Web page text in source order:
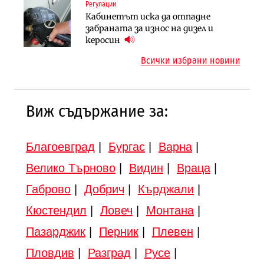
Регулации
Кабинетът иска да отпадне
забраната за износ на дизел и
керосин
Търново
Компании
„Ендуросат“ ще строи огромен
център в Доброславци
Публични финанси
Регионалният министър поема „на
ръчно управление“ общинската
инвестиционна програма
Всички избрани новини
Виж съдържание за:
Благоевград Бургас| Варна|
Велико Търново| Видин Враца|
Габрово| Добрич Кърджали
Кюстендил
Ловеч Монтана|
Пазарджик| Перник| Плевен
Пловдив
Разград Русе|